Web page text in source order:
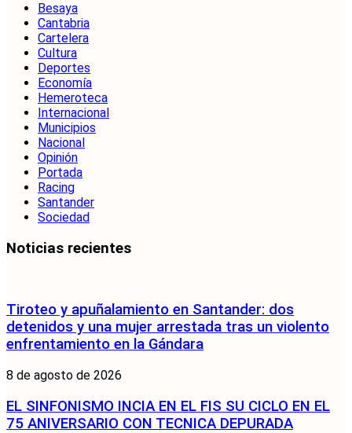
Besaya
Cantabria
Cartelera
Cultura
Deportes
Economía
Hemeroteca
Internacional
Municipios
Nacional
Opinión
Portada
Racing
Santander
Sociedad
Noticias recientes
Tiroteo y apuñalamiento en Santander: dos
detenidos y una mujer arrestada tras un violento
enfrentamiento en la Gándara
8 de agosto de 2026
EL SINFONISMO INCIA EN EL FIS SU CICLO EN EL
75 ANIVERSARIO CON TECNICA DEPURADA